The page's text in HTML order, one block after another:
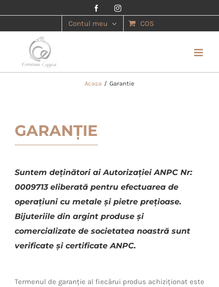
FacebookInstagram
Contul meu COS
Acasa / Garantie
GARANȚIE
Suntem deținători ai Autorizației ANPC Nr:
0009713 eliberată pentru efectuarea de
operațiuni cu metale și pietre prețioase.
Bijuteriile din argint produse și
comercializate de societatea noastră sunt
verificate și certificate ANPC.
Termenul de garanție al fiecărui produs achiziționat este